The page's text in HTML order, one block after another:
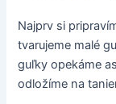
Najprv si
tvarujeme malé
guľky opekáme
odložíme na